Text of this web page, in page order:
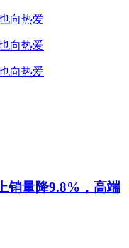
销量降9.8%，高端